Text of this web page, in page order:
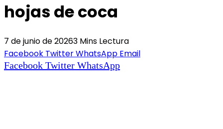
hojas de coca
7 de junio de 20263 Mins Lectura
Facebook TwitterWhatsApp Email
Facebook Twitter WhatsApp